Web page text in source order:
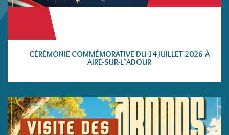
CÉRÉMONIE COMMÉMORATIVE DU 14 JUILLET 2026 À
AIRE-SUR-L’ADOUR